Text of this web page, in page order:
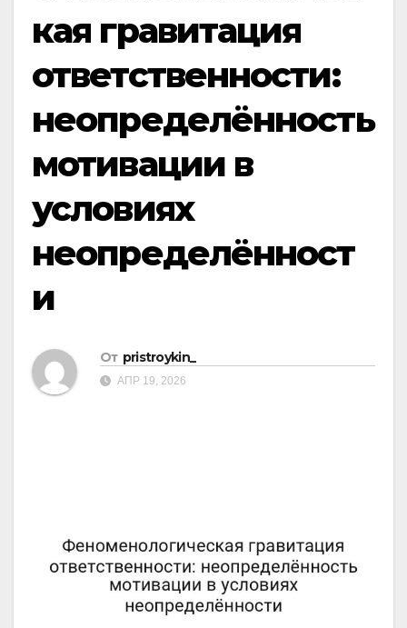
кая гравитация
ответственности:
неопределённость
мотивации в
условиях
неопределённост
и
От pristroykin_
АПР 19, 2026